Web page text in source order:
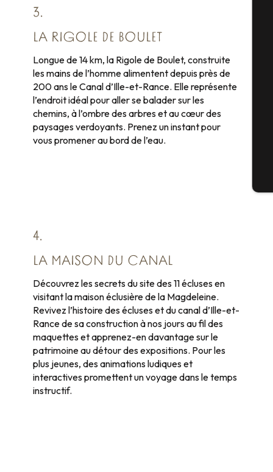
3.
LA RIGOLE DE BOULET
Longue de 14 km, la Rigole de Boulet, construite
les mains de l’homme alimentent depuis près de
200 ans le Canal d’Ille-et-Rance. Elle représente
l’endroit idéal pour aller se balader sur les
chemins, à l’ombre des arbres et au cœur des
paysages verdoyants. Prenez un instant pour
vous promener au bord de l’eau.
4.
LA MAISON DU CANAL
Découvrez les secrets du site des 11 écluses en
visitant la maison éclusière de la Magdeleine.
Revivez l’histoire des écluses et du canal d’Ille-et-
Rance de sa construction à nos jours au fil des
maquettes et apprenez-en davantage sur le
patrimoine au détour des expositions. Pour les
plus jeunes, des animations ludiques et
interactives promettent un voyage dans le temps
instructif.